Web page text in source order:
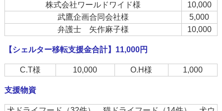
株式会社ワールドワイド様
10,000
武鷹企画合同会社様
5,000
弁護士 矢作麻子様
10,000
【シェルター移転支援金合計】11,000円
C.T様 10,000 O.H様 1,000
支援物資